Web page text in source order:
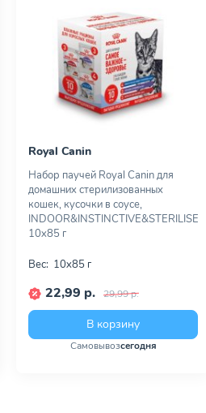
Royal Canin
Набор паучей Royal Canin для
домашних стерилизованных
кошек, кусочки в соусе,
INDOOR&INSTINCTIVE&STERILISED,
10х85 г
Вес: 10х85 г
22,99 р. 29,99 р.
В корзину
Самовывозсегодня